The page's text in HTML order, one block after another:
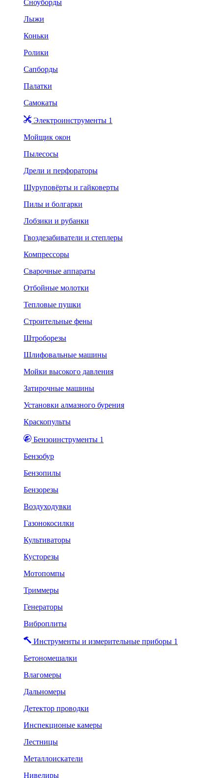
Сноуборды
Лыжи
Коньки
Ролики
Сапборды
Палатки
Самокаты
Электроинструменты 1
Мойщик окон
Пылесосы
Дрели и перфораторы
Шуруповёрты и гайковерты
Пилы и болгарки
Лобзики и рубанки
Гвоздезабиватели и степлеры
Компрессоры
Сварочные аппараты
Отбойные молотки
Тепловые пушки
Строительные фены
Штроборезы
Шлифовальные машины
Мойки высокого давления
Затирочные машины
Установки алмазного бурения
Краскопульты
Бензоинструменты 1
Бензобур
Бензопилы
Бензорезы
Воздуходувки
Газонокосилки
Культиваторы
Кусторезы
Мотопомпы
Триммеры
Генераторы
Виброплиты
Инструменты и измерительные приборы 1
Бетономешалки
Влагомеры
Дальномеры
Детектор проводки
Инспекционые камеры
Лестницы
Металлоискатели
Нивелиры